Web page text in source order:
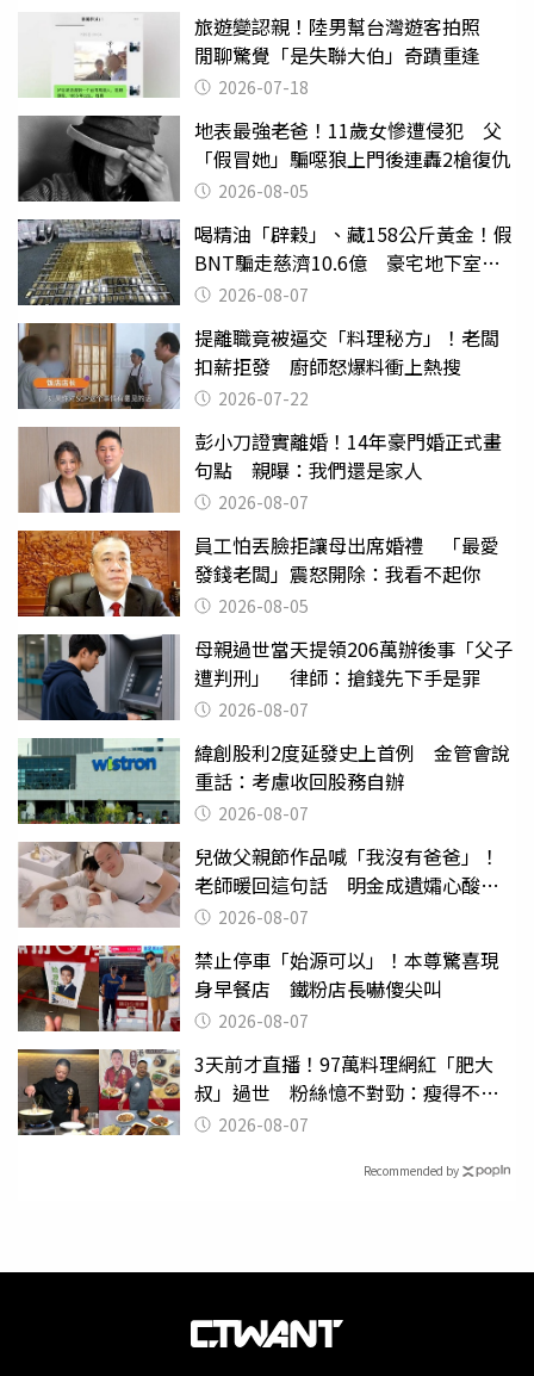
旅遊變認親！陸男幫台灣遊客拍照
閒聊驚覺「是失聯大伯」奇蹟重逢
2026-07-18
地表最強老爸！11歲女慘遭侵犯 父
「假冒她」騙噁狼上門後連轟2槍復仇
2026-08-05
喝精油「辟穀」、藏158公斤黃金！假
BNT騙走慈濟10.6億 豪宅地下室竟
挖出乾鮑金庫
2026-08-07
提離職竟被逼交「料理秘方」！老闆
扣薪拒發 廚師怒爆料衝上熱搜
2026-07-22
彭小刀證實離婚！14年豪門婚正式畫
句點 親曝：我們還是家人
2026-08-07
員工怕丟臉拒讓母出席婚禮 「最愛
發錢老闆」震怒開除：我看不起你
2026-08-05
母親過世當天提領206萬辦後事「父子
遭判刑」 律師：搶錢先下手是罪
2026-08-07
緯創股利2度延發史上首例 金管會說
重話：考慮收回股務自辦
2026-08-07
兒做父親節作品喊「我沒有爸爸」！
老師暖回這句話 明金成遺孀心酸惹
淚 2026-08-07
禁止停車「始源可以」！本尊驚喜現
身早餐店 鐵粉店長嚇傻尖叫
2026-08-07
3天前才直播！97萬料理網紅「肥大
叔」過世 粉絲憶不對勁：瘦得不合
理 2026-08-07
Recommended by